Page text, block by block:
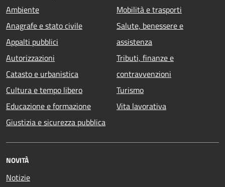
Ambiente
Anagrafe e stato civile
Appalti pubblici
Autorizzazioni
Catasto e urbanistica
Cultura e tempo libero
Educazione e formazione
Giustizia e sicurezza pubblica
Mobilità e trasporti
Salute, benessere e
assistenza
Tributi, finanze e
contravvenzioni
Turismo
Vita lavorativa
NOVITÀ
Notizie